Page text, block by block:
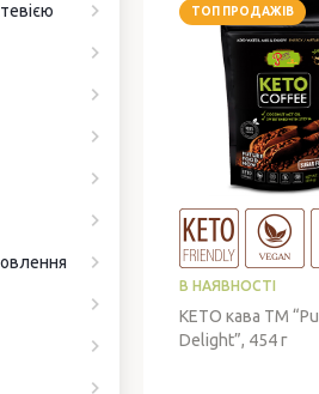
ТОП ПРОДАЖІВ
В НАЯВНОСТІ
КЕТО кава ТМ
Delight”, 454 г